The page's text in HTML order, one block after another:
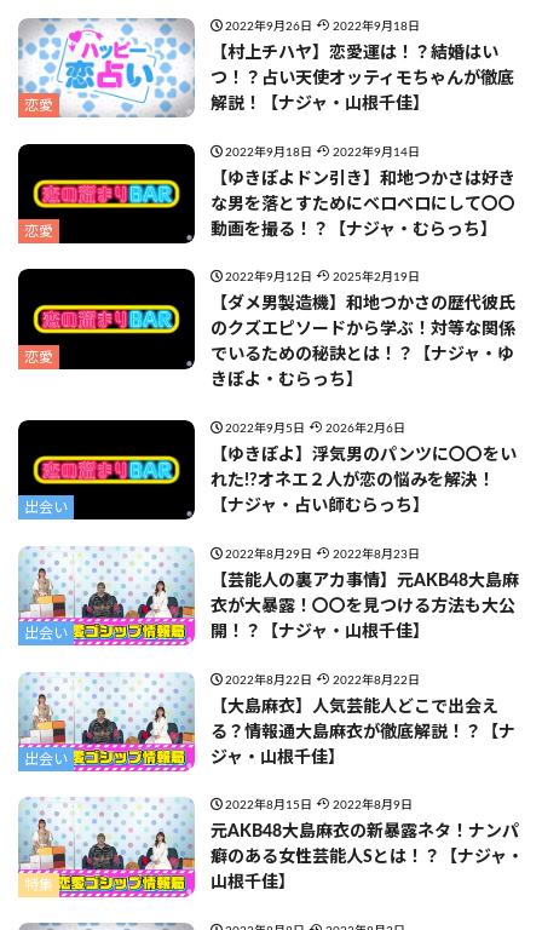
恋愛
2022年9月26日 2022年9月18日
【村上チハヤ】恋愛運は！？結婚はい
つ！？占い天使オッティモちゃんが徹底
解説！【ナジャ・山根千佳】
恋愛
2022年9月18日 2022年9月14日
【ゆきぽよドン引き】和地つかさは好き
な男を落とすためにベロベロにして〇〇
動画を撮る！？【ナジャ・むらっち】
恋愛
2022年9月12日 2025年2月19日
【ダメ男製造機】和地つかさの歴代彼氏
のクズエピソードから学ぶ！対等な関係
でいるための秘訣とは！？【ナジャ・ゆ
きぽよ・むらっち】
出会い
2022年9月5日 2026年2月6日
【ゆきぽよ】浮気男のパンツに〇〇をい
れた!?オネエ２人が恋の悩みを解決！
【ナジャ・占い師むらっち】
出会い
2022年8月29日 2022年8月23日
【芸能人の裏アカ事情】元AKB48大島麻
衣が大暴露！〇〇を見つける方法も大公
開！？【ナジャ・山根千佳】
出会い
2022年8月22日 2022年8月22日
【大島麻衣】人気芸能人どこで出会え
る？情報通大島麻衣が徹底解説！？【ナ
ジャ・山根千佳】
特集
2022年8月15日 2022年8月9日
元AKB48大島麻衣の新暴露ネタ！ナンパ
癖のある女性芸能人Sとは！？【ナジャ・
山根千佳】